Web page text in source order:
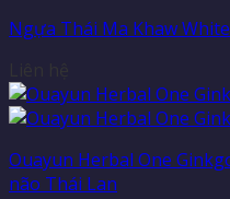
Ngựa Thái Ma Khaw
Ouayun Herbal One
não Thái Lan